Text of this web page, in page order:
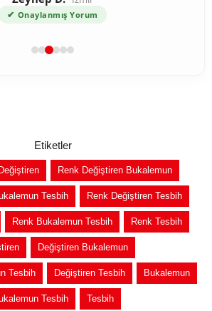
✔ Onaylanmış Yorum
Etiketler
Renk Değiştiren Bukalemun
Tesbih Renk Değiştiren Tesbih
Renk Bukalemun Tesbih Renk Tesbih
Değiştiren Bukalemun
Tesbih Değiştiren Tesbih Bukalemun
Tesbih Tesbih